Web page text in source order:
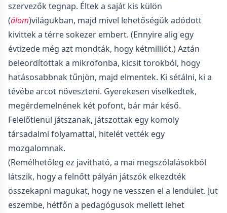
szervezők tegnap. Éltek a saját kis külön
(álom)világukban, majd mivel lehetőségük adódott
kivittek a térre sokezer embert. (Ennyire alig egy
évtizede még azt mondták, hogy kétmilliót.) Aztán
beleordítottak a mikrofonba, kicsit torokból, hogy
hatásosabbnak tűnjön, majd elmentek. Ki sétálni, ki a
tévébe arcot növeszteni. Gyerekesen viselkedtek,
megérdemelnének két pofont, bár már késő.
Felelőtlenül játszanak, játszottak egy komoly
társadalmi folyamattal, hitelét vették egy
mozgalomnak.
(Remélhetőleg ez javítható, a mai megszólalásokból
látszik, hogy a felnőtt pályán játszók elkezdték
összekapni magukat, hogy ne vesszen el a lendület. Jut
eszembe, hétfőn a pedagógusok mellett lehet